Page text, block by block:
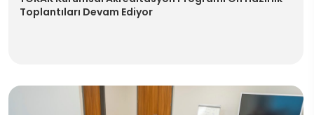
Toplantıları Devam Ediyor